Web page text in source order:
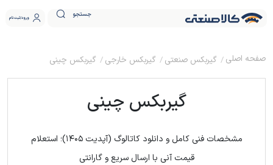
جستجو ورود ثبت نام
گیربکس صنعتی گیربکس خارجی گیربکس چینی
گیربکس چینی
مشخصات فنی کامل و دانلود کاتالوگ (آپدیت ۱۴۰۵)؛ استعلام
قیمت آنی با ارسال سریع و گارانتی